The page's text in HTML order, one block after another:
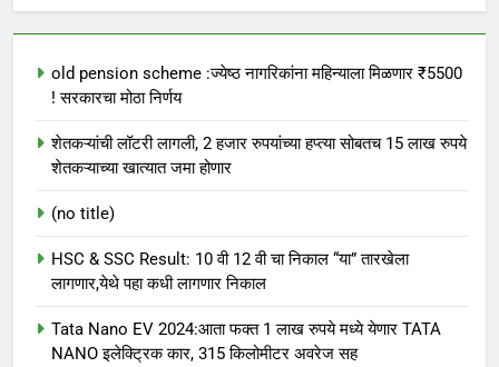
old pension scheme :ज्येष्ठ नागरिकांना महिन्याला मिळणार ₹5500
! सरकारचा मोठा निर्णय
शेतकऱ्यांची लॉटरी लागली, 2 हजार रुपयांच्या हप्त्या सोबतच 15 लाख रुपये
शेतकऱ्याच्या खात्यात जमा होणार
(no title)
HSC & SSC Result: 10 वी 12 वी चा निकाल “या” तारखेला
लागणार,येथे पहा कधी लागणार निकाल
Tata Nano EV 2024:आता फक्त 1 लाख रुपये मध्ये येणार TATA
NANO इलेक्ट्रिक कार, 315 किलोमीटर अवरेज सह